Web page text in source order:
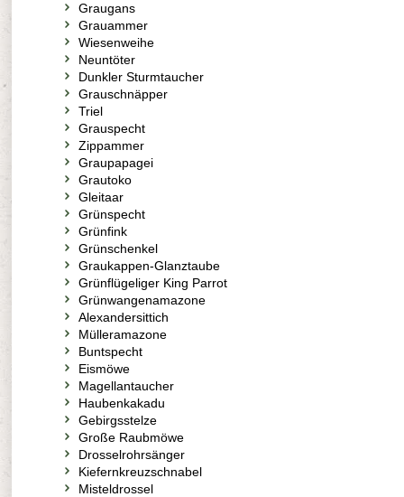
Graugans
Grauammer
Wiesenweihe
Neuntöter
Dunkler Sturmtaucher
Grauschnäpper
Triel
Grauspecht
Zippammer
Graupapagei
Grautoko
Gleitaar
Grünspecht
Grünfink
Grünschenkel
Graukappen-Glanztaube
Grünflügeliger King Parrot
Grünwangenamazone
Alexandersittich
Mülleramazone
Buntspecht
Eismöwe
Magellantaucher
Haubenkakadu
Gebirgsstelze
Große Raubmöwe
Drosselrohrsänger
Kiefernkreuzschnabel
Misteldrossel